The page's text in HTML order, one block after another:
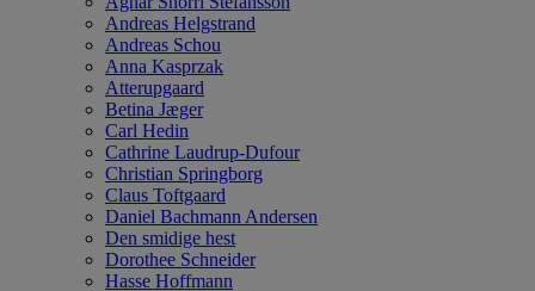
Andreas Helgstrand
Andreas Schou
Anna Kasprzak
Atterupgaard
Betina Jæger
Carl Hedin
Cathrine Laudrup-Dufour
Christian Springborg
Claus Toftgaard
Daniel Bachmann Andersen
Den smidige hest
Dorothee Schneider
Hasse Hoffmann